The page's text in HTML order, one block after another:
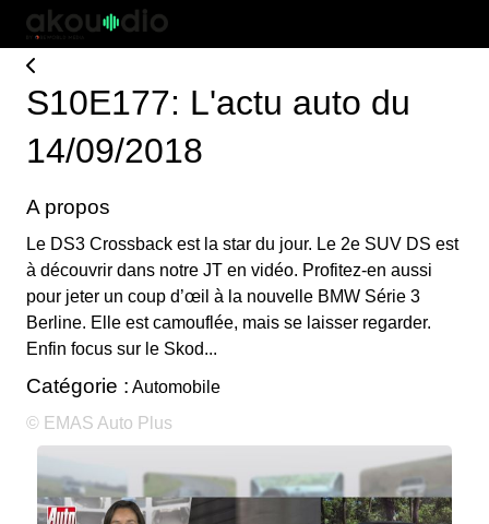
S10E177: L'actu auto du
14/09/2018
A propos
Le DS3 Crossback est la star du jour. Le 2e SUV DS est
à découvrir dans notre JT en vidéo. Profitez-en aussi
pour jeter un coup d’œil à la nouvelle BMW Série 3
Berline. Elle est camouflée, mais se laisser regarder.
Enfin focus sur le Skod...
Catégorie : Automobile
© EMAS Auto Plus